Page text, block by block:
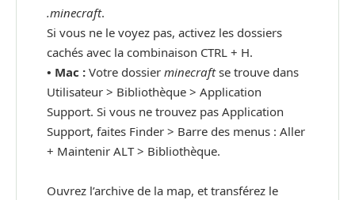
.minecraft.
Si vous ne le voyez pas, activez les dossiers
cachés avec la combinaison CTRL + H.
• Mac : Votre dossier minecraftse trouve dans
Utilisateur > Bibliothèque > Application
Support. Si vous ne trouvez pas Application
Support, faites Finder > Barre des menus : Aller
+ Maintenir ALT > Bibliothèque.
Ouvrez l’archive de la map, et transférez le